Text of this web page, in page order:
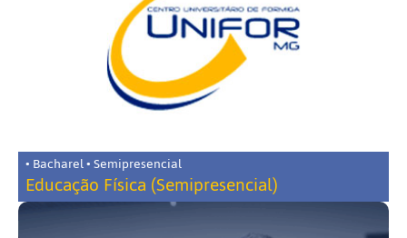
• Bacharel • Semipresencial
Educação Física (Semipresencial)